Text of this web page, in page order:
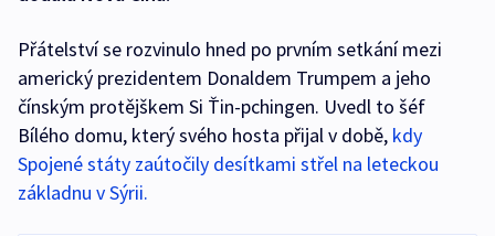
Přátelství se rozvinulo hned po prvním setkání mezi
americký prezidentem Donaldem Trumpem a jeho
čínským protějškem Si Ťin-pchingen. Uvedl to šéf
Bílého domu, který svého hosta přijal v době, kdy
Spojené státy zaútočily desítkami střel na leteckou
základnu v Sýrii.